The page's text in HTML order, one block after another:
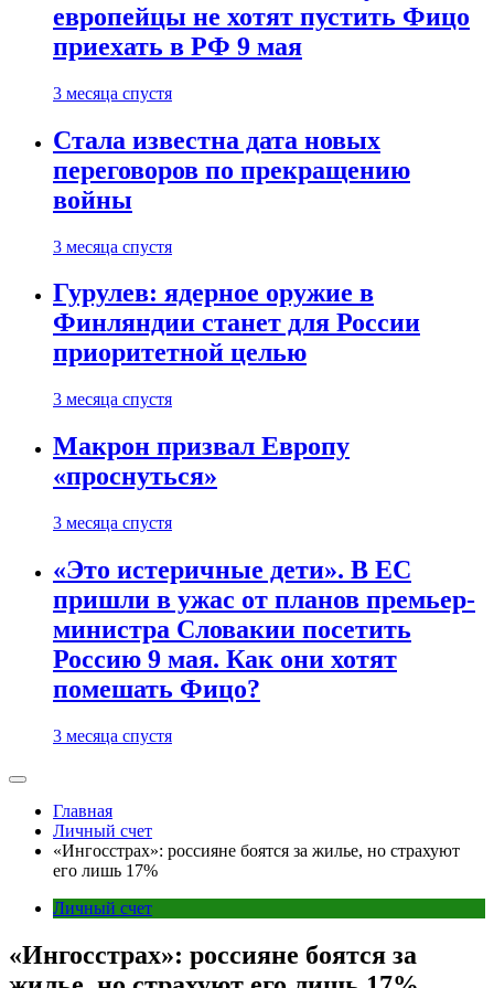
европейцы не хотят пустить Фицо
приехать в РФ 9 мая
3 месяца спустя
Стала известна дата новых
переговоров по прекращению
войны
3 месяца спустя
Гурулев: ядерное оружие в
Финляндии станет для России
приоритетной целью
3 месяца спустя
Макрон призвал Европу
«проснуться»
3 месяца спустя
«Это истеричные дети». В ЕС
пришли в ужас от планов премьер-
министра Словакии посетить
Россию 9 мая. Как они хотят
помешать Фицо?
3 месяца спустя
Главная
Личный счет
«Ингосстрах»: россияне боятся за жилье, но страхуют
его лишь 17%
Личный счет
«Ингосстрах»: россияне боятся за